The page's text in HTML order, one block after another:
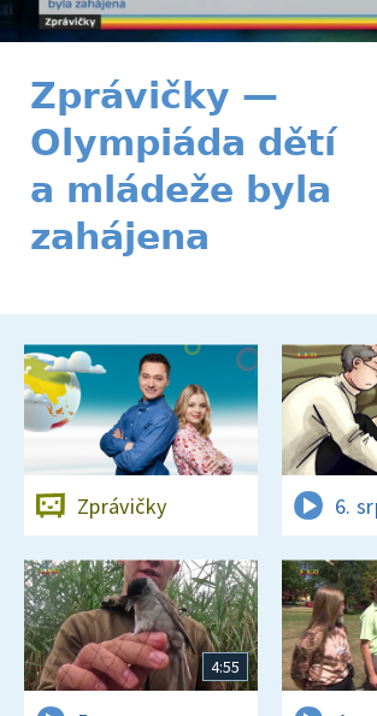
Zprávičky —
Olympiáda dětí
a mládeže byla
zahájena
Zprávičky 6.
4:55